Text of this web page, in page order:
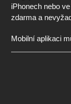
iPhonech nebo
zdarma a
Mobilní aplikaci